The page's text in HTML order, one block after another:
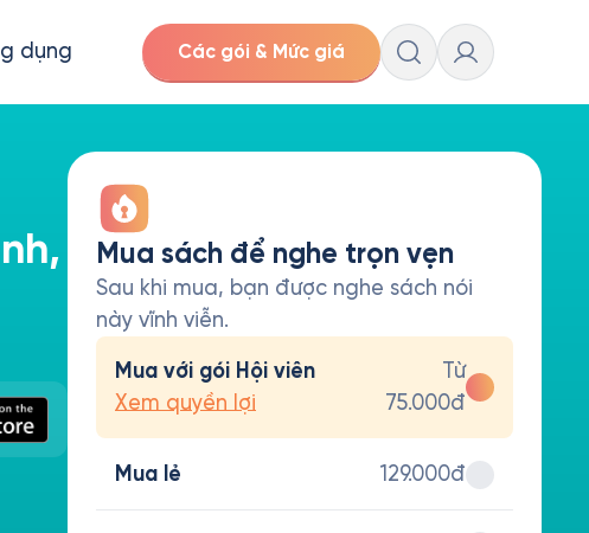
dụng Các gói & Mức giá
Mua sách để nghe trọn vẹn
Sau khi mua, bạn được nghe sách nói
này vĩnh viễn.
Mua với gói Hội viên
Xem quyền lợi
Từ
75.000đ
Mua lẻ 129.000đ